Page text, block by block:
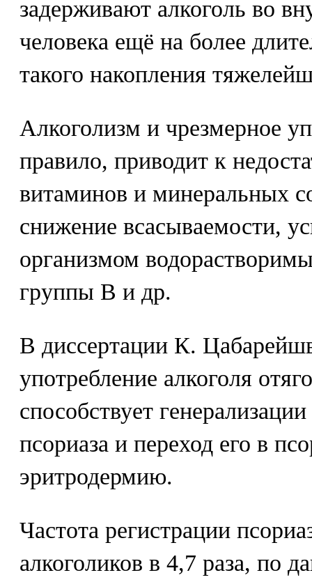
задерживают алкоголь во
человека ещё на более
такого накопления
Алкоголизм и чрезмерное
правило, приводит к
витаминов и минеральных
снижение всасываемости,
организмом
группы В и др.
В диссертации К.
употребление алкоголя
способствует
псориаза и переход его в
эритродермию.
Частота регистрации
алкоголиков в 4,7 раза, по